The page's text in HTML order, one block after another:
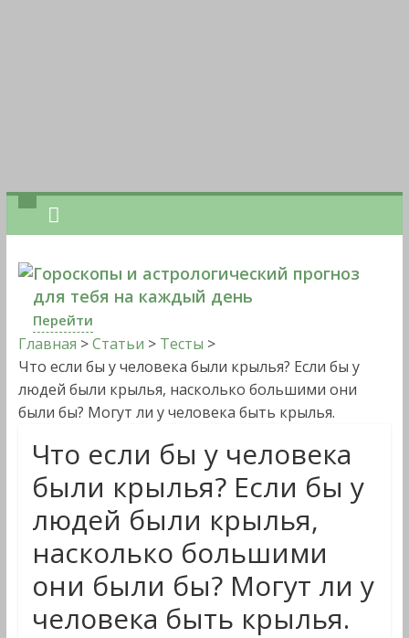
Гороскопы и астрологический прогноз
для тебя на каждый день
Перейти
Главная >Статьи > Тесты >
Что если бы у человека были крылья? Если бы у
людей были крылья, насколько большими они
были бы? Могут ли у человека быть крылья.
Что если бы у человека
были крылья? Если бы у
людей были крылья,
насколько большими
они были бы? Могут ли у
человека быть крылья.